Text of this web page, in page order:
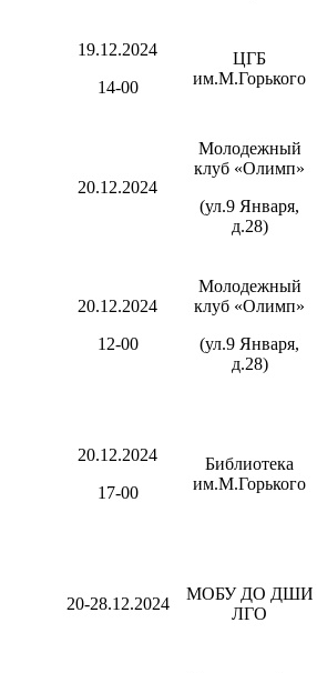
19.12.2024
14-00
ЦГБ
им.М.Горького
20.12.2024
Молодежный
клуб «Олимп»
(ул.9 Января,
д.28)
20.12.2024
12-00
Молодежный
клуб «Олимп»
(ул.9 Января,
д.28)
20.12.2024
17-00
Библиотека
им.М.Горького
20-28.12.2024
МОБУ ДО ДШИ
ЛГО